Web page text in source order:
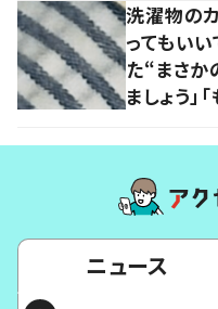
洗濯物の
ってもい
た“まさか
ましょう」
ニュース